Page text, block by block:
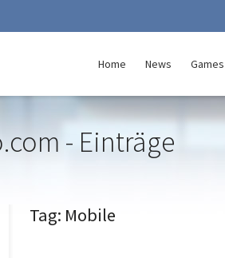
Home News Games
- Einträge
Tag: Mobile